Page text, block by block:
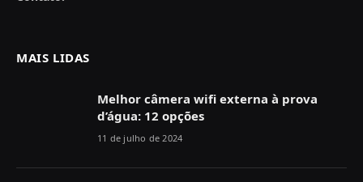
MAIS LIDAS
Melhor câmera wifi externa à prova
d’água: 12 opções
11 de julho de 2024